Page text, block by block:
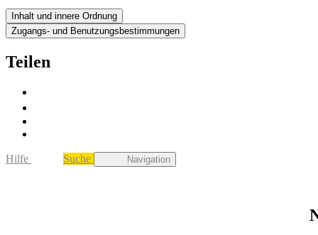
Inhalt und innere Ordnung
Zugangs- und Benutzungsbestimmungen
Teilen
Hilfe Suche Navigation